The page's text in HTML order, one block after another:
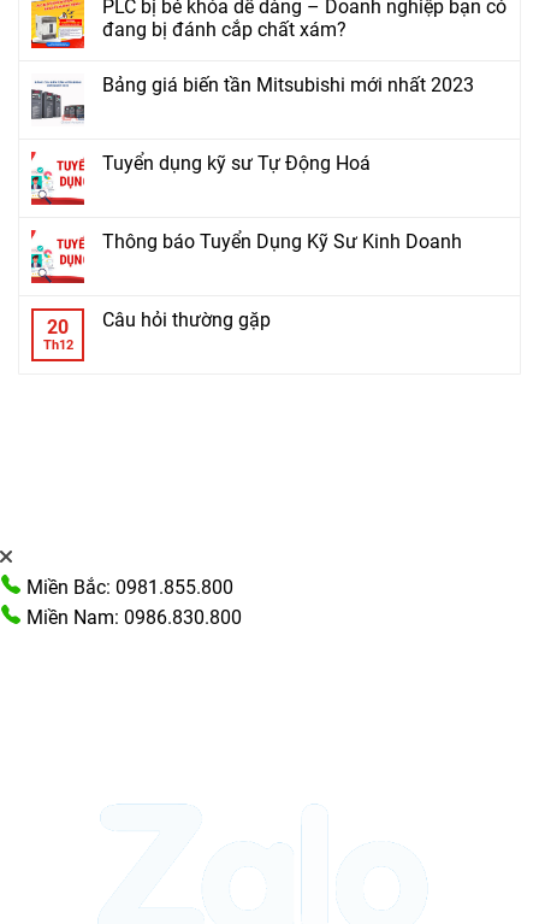
PLC bị bẻ khóa dễ dàng – Doanh nghiệp bạn có
đang bị đánh cắp chất xám?
Bảng giá biến tần Mitsubishi mới nhất 2023
Tuyển dụng kỹ sư Tự Động Hoá
Thông báo Tuyển Dụng Kỹ Sư Kinh Doanh
20
Th12
Câu hỏi thường gặp
Miền Bắc: 0981.855.800
Miền Nam: 0986.830.800